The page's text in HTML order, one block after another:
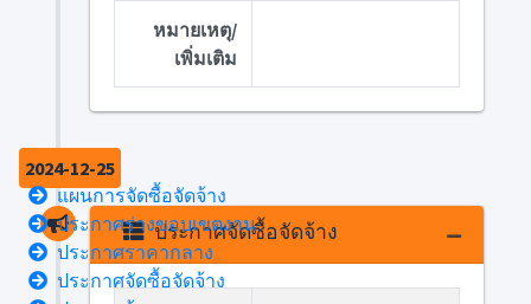
หมายเหตุ/
เพิ่มเติม
2024-12-25
ประกาศจัดซื้อจัดจ้าง
แผนการจัดซื้อจัดจ้าง
ประกาศร่างขอบเขตงาน
ประกาศราคากลาง
ประกาศจัดซื้อจัดจ้าง